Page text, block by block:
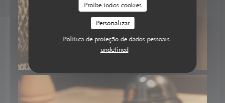
Proíbe todos cookies
Personalizar
Política de proteção de dados pessoais
undefined